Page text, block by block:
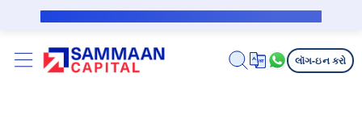
મુખ્ય કન્ટેન્ટ પર જાઓ
લૉગ-ઇન કરો